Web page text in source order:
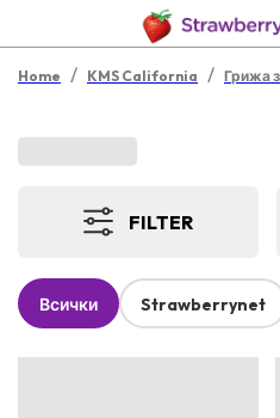
Home / KMS California / Грижа
FILTER
Всички Strawberrynet